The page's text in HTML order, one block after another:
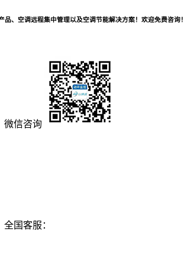
、空调远程集中管理以及空调节能解决方案！欢迎免费咨询！
微信咨询
全国客服：